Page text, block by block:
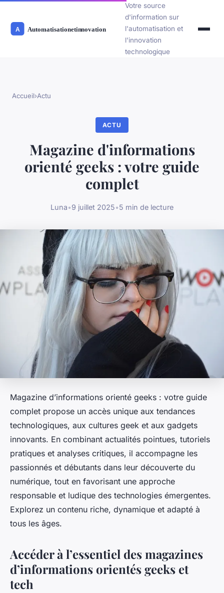
Votre source
d'information sur
l'automatisation et
l'innovation
technologique
Accueil›Actu
ACTU
Magazine d'informations
orienté geeks : votre guide
complet
Luna•9 juillet 2025•5 min de lecture
Magazine d’informations orienté geeks : votre guide
complet propose un accès unique aux tendances
technologiques, aux cultures geek et aux gadgets
innovants. En combinant actualités pointues, tutoriels
pratiques et analyses critiques, il accompagne les
passionnés et débutants dans leur découverte du
numérique, tout en favorisant une approche
responsable et ludique des technologies émergentes.
Explorez un contenu riche, dynamique et adapté à
tous les âges.
Accéder à l’essentiel des magazines
d’informations orientés geeks et
tech